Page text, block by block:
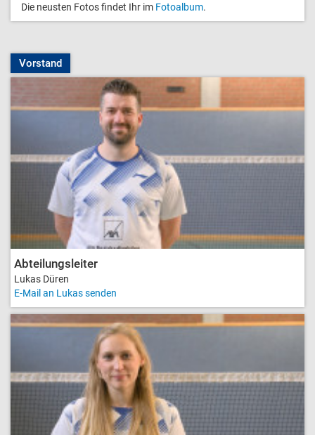
Die neusten Fotos findet Ihr im Fotoalbum.
Vorstand
Abteilungsleiter
Lukas Düren
E-Mail an Lukas senden